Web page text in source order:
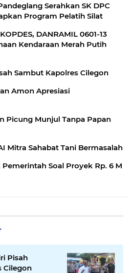
Serahkan SK DPC
Program Pelatih Silat
DANRAMIL 0601-13
Putih
Sambut Kapolres Cilegon
Amon Apresiasi
Picung Munjul Tanpa Papan
Mitra Sahabat Tani Bermasalah
Pisah
Cilegon